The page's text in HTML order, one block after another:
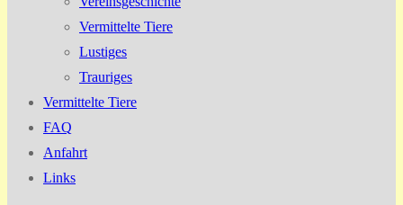
Vermittelte Tiere
Lustiges
Trauriges
Vermittelte Tiere
FAQ
Anfahrt
Links